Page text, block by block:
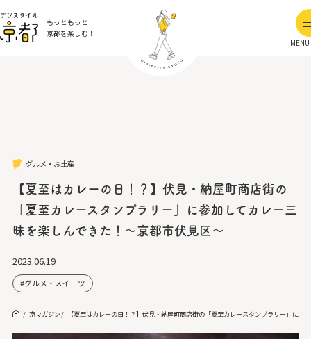
もっともっと
京都を楽しむ！
MENU
グルメ・お土産
【夏至はカレーの日！？】伏見・納屋町商店街の
「夏至カレースタンプラリー」に参加してカレー三
昧を楽しんできた！～京都市伏見区～
2023.06.19
グルメ・スイーツ
京マガジン 【夏至はカレーの日！？】伏見・納屋町商店街の「夏至カレースタンプラリー」に